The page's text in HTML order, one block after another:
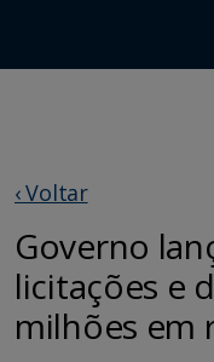
‹ Voltar
Governo
licitações e
milhões em